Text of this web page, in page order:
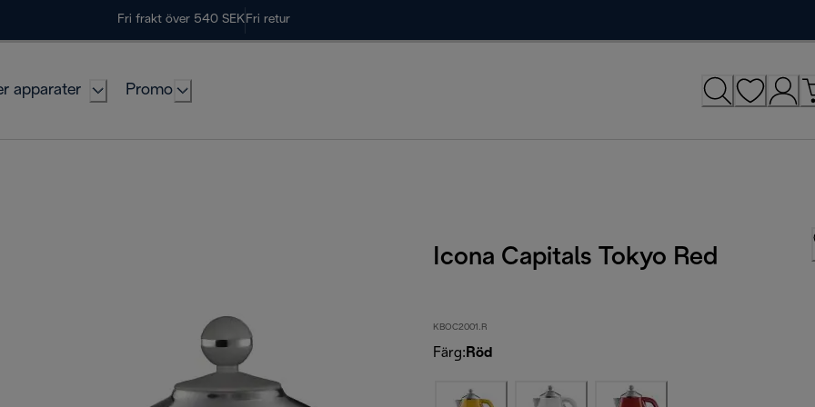
Fri frakt över 540 SEK Fri retur
apparater Promo
Icona Capitals Tokyo Red
KBOC2001.R
Färg: Röd